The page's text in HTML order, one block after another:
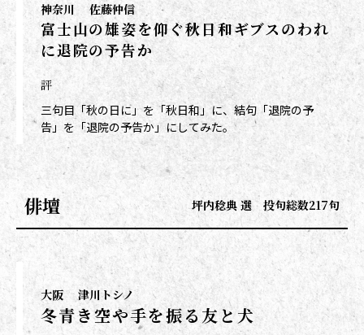
神奈川 佐藤仲信
富士山の雄姿を仰ぐ秋日和ギブスのわれ
に退院の予告か
評
三句目「秋の日に」を「秋日和」に、結句「退院の予
告」を「退院の予告か」にしてみた。
俳壇 坪内稔典 選 投句総数217句
大阪 津川トシノ
冬青き空や手を振る友と犬